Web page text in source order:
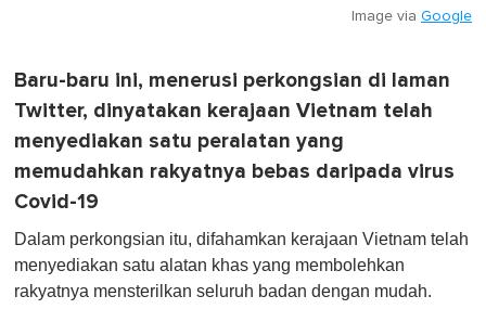
Image via Google
Baru-baru ini, menerusi perkongsian di laman
Twitter, dinyatakan kerajaan Vietnam telah
menyediakan satu peralatan yang
memudahkan rakyatnya bebas daripada virus
Covid-19
Dalam perkongsian itu, difahamkan kerajaan Vietnam telah
menyediakan satu alatan khas yang membolehkan
rakyatnya mensterilkan seluruh badan dengan mudah.